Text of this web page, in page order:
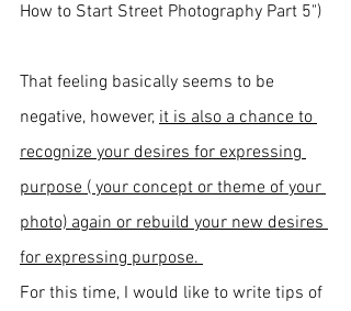
How to Start Street Photography Part 5")
That feeling basically seems to be
negative, however, it is also a chance to
recognize your desires for expressing
purpose ( your concept or theme of your
photo) again or rebuild your new desires
for expressing purpose.
For this time, I would like to write tips of